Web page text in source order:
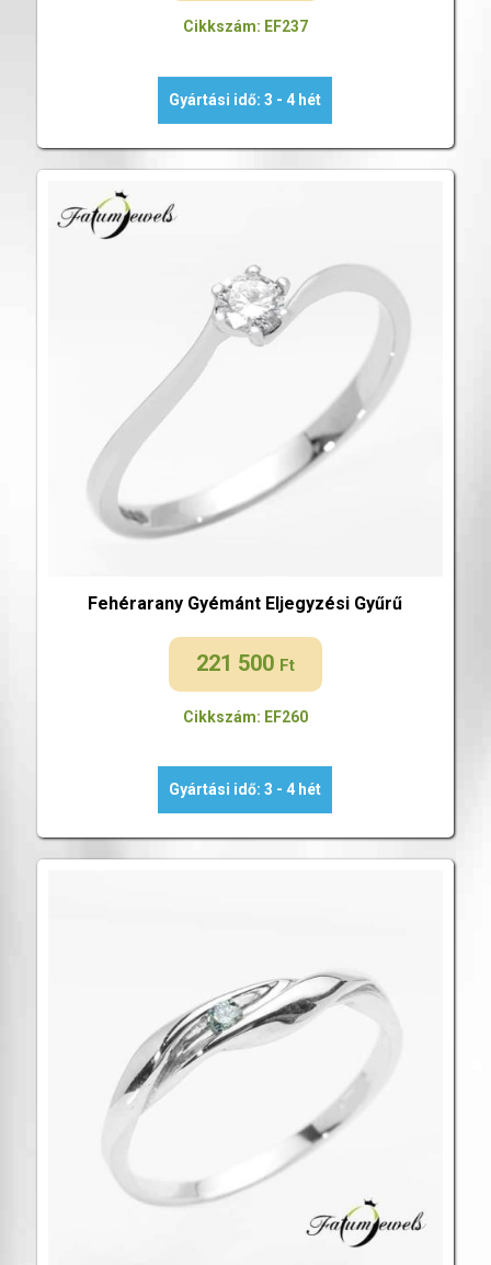
Cikkszám: EF237
Gyártási idő: 3 - 4 hét
Fehérarany Gyémánt Eljegyzési Gyűrű
221 500 Ft
Cikkszám: EF260
Gyártási idő: 3 - 4 hét